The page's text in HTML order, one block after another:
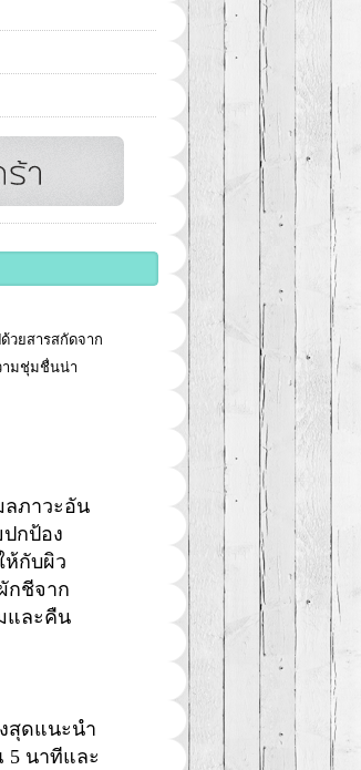
ด้วยสารสกัดจาก
ามชุ่มชื่นน่า
ลภาวะอัน
กป้อง
ห้กับผิว
กชีจาก
และคืน
สุดแนะนำ
5 นาทีและ